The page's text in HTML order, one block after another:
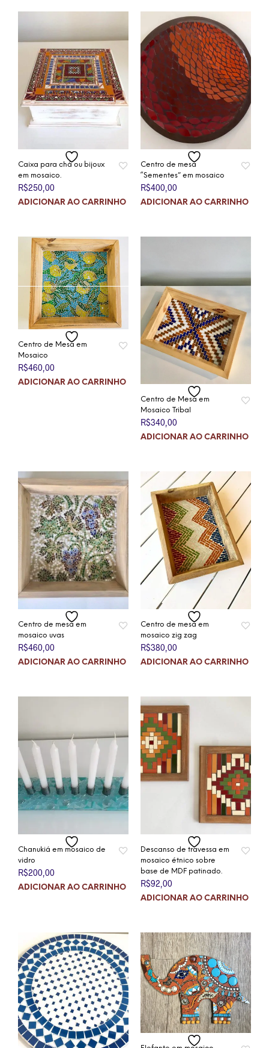
Caixa para chá ou bijoux
em mosaico.
R$250,00
ADICIONAR AO CARRINHO
Centro de mesa
“Sementes” em mosaico
R$400,00
ADICIONAR AO CARRINHO
Centro de Mesa em
Mosaico
R$460,00
ADICIONAR AO CARRINHO
Centro de Mesa em
Mosaico Tribal
R$340,00
ADICIONAR AO CARRINHO
Centro de mesa em
mosaico uvas
R$460,00
ADICIONAR AO CARRINHO
Centro de mesa em
mosaico zig zag
R$380,00
ADICIONAR AO CARRINHO
Chanukiá em mosaico de
vidro
R$200,00
ADICIONAR AO CARRINHO
Descanso de travessa em
mosaico étnico sobre
base de MDF patinado.
R$92,00
ADICIONAR AO CARRINHO